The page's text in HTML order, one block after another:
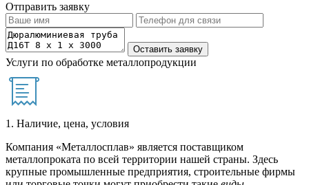
Отправить заявку
Услуги по обработке металлопродукции
1. Наличие, цена, условия
Компания «Металлосплав» является поставщиком
металлопроката по всей территории нашей страны. Здесь
крупные промышленные предприятия, строительные фирмы